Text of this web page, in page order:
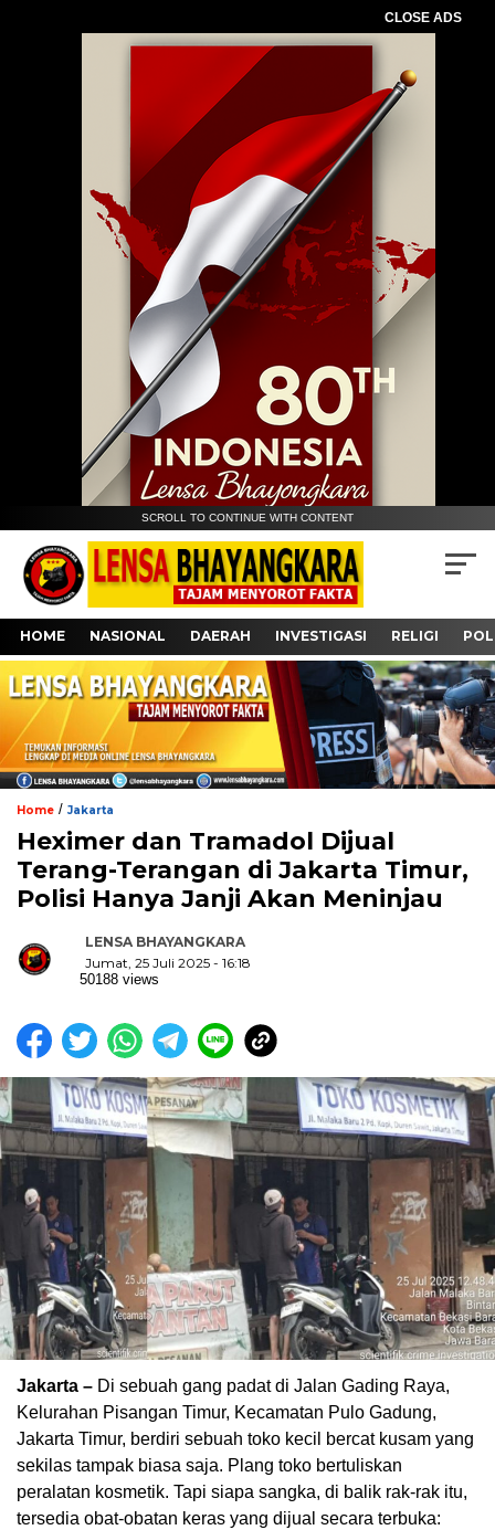
CLOSE ADS
SCROLL TO CONTINUE WITH CONTENT
HOME NASIONAL DAERAH INVESTIGASI RELIGI
Home / Jakarta
Heximer dan Tramadol Dijual
Terang-Terangan di Jakarta Timur,
Polisi Hanya Janji Akan Meninjau
LENSA BHAYANGKARA
Jumat, 25 Juli 2025 - 16:18
50188 views
Jakarta – Di sebuah gang padat di Jalan Gading Raya,
Kelurahan Pisangan Timur, Kecamatan Pulo Gadung,
Jakarta Timur, berdiri sebuah toko kecil bercat kusam yang
sekilas tampak biasa saja. Plang toko bertuliskan
peralatan kosmetik. Tapi siapa sangka, di balik rak-rak itu,
tersedia obat-obatan keras yang dijual secara terbuka: